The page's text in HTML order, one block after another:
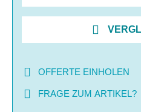
OFFERTE EINHOLEN
FRAGE ZUM ARTIKEL?